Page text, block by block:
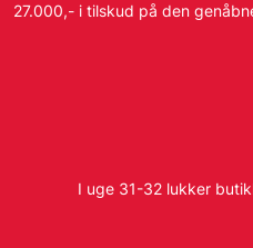
E-mail:
27.000,- i tilskud på den
I uge 31-32 lukker